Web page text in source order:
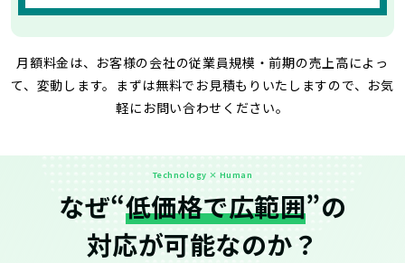
月額料金は、お客様の会社の従業員規模・前期の売上高によっ
て、変動します。 まずは無料でお見積もりいたしますので、お気
軽にお問い合わせください。
Technology × Human
なぜ“低価格で広範囲”の
対応が可能なのか？